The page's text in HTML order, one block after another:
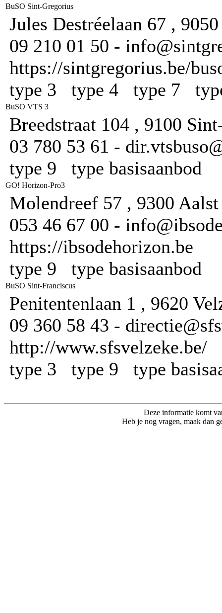
BuSO Sint-Gregorius
Jules Destréelaan 67 ,
09 210 01 50 -
https://sintgregorius.be/
type 3 type 4 type 7
BuSO VTS 3
Breedstraat 104 , 9100
03 780 53 61 -
type 9 type basisaanbod
GO! Horizon-Pro3
Molendreef 57 , 9300 Aalst
053 46 67 00 -
https://ibsodehorizon.be
type 9 type basisaanbod
BuSO Sint-Franciscus
Penitentenlaan 1 , 9620
09 360 58 43 -
http://www.sfsvelzeke.be/
type 3 type 9 type
Deze informatie komt
Heb je nog vragen, maak dan